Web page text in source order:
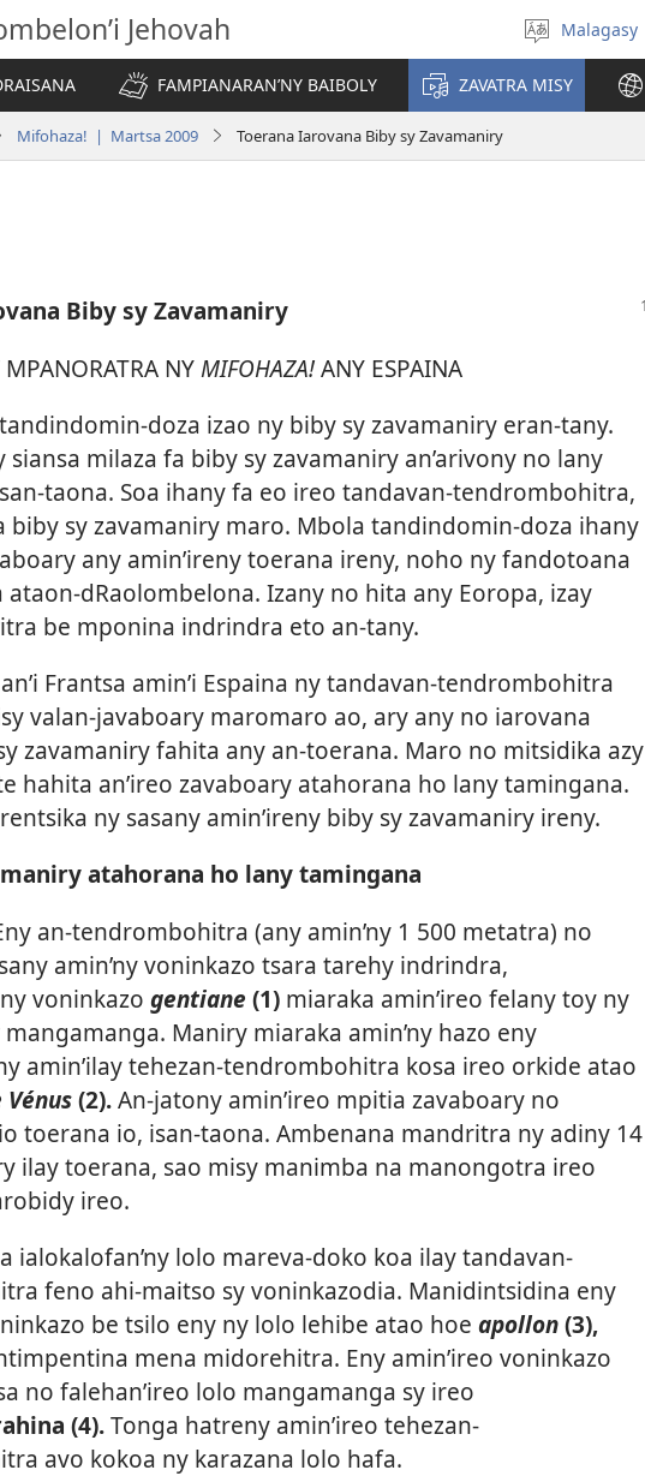
Jehovah
Hifidy
fiteny
Malagasy
FAMPIANARAN’NY BAIBOLY ZAVATRA MISY
Mifohaza! | Martsa 2009 Toerana Iarovana Biby sy Zavamaniry
Biby sy Zavamaniry
MPANORATRA NYMIFOHAZA!ANY ESPAINA
doza izao ny biby sy zavamaniry eran-tany.
siansa milaza fa biby sy zavamaniry an’arivony no lany
taona. Soa ihany fa eo ireo tandavan-tendrombohitra,
biby sy zavamaniry maro. Mbola tandindomin-doza ihany
any amin’ireny toerana ireny, noho ny fandotoana
ataon-dRaolombelona. Izany no hita any Eoropa, izay
be mponina indrindra eto an-tany.
Frantsa amin’i Espaina ny tandavan-tendrombohitra
valan-javaboary maromaro ao, ary any no iarovana
zavamaniry fahita any an-toerana. Maro no mitsidika azy
hahita an’ireo zavaboary atahorana ho lany tamingana.
ny sasany amin’ireny biby sy zavamaniry ireny.
atahorana ho lany tamingana
an-tendrombohitra (any amin’ny 1 500 metatra) no
amin’ny voninkazo tsara tarehy indrindra,
voninkazo gentiane (1) miaraka amin’ireo felany toy ny
Maniry miaraka amin’ny hazo eny
amin’ilay tehezan-tendrombohitra kosa ireo orkide atao
(2).An-jatony amin’ireo mpitia zavaboary no
toerana io, isan-taona. Ambenana mandritra ny adiny 14
ilay toerana, sao misy manimba na manongotra ireo
ireo.
ialokalofan’ny lolo mareva-doko koa ilay tandavan-
feno ahi-maitso sy voninkazodia. Manidintsidina eny
be tsilo eny ny lolo lehibe atao hoe apollon(3),
mena midorehitra. Eny amin’ireo voninkazo
no falehan’ireo lolo mangamanga sy ireo
(4).Tonga hatreny amin’ireo tehezan-
avo kokoa ny karazana lolo hafa.